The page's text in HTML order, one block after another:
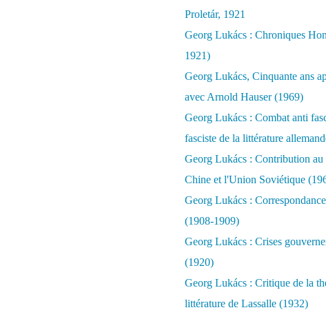
Proletár, 1921
Georg Lukács : Chroniques
1921)
Georg Lukács, Cinquante ans
avec Arnold Hauser (1969)
Georg Lukács : Combat anti
fasciste de la littérature
Georg Lukács : Contribution au
Chine et l'Union Soviétique
Georg Lukács :
(1908-1909)
Georg Lukács : Crises
(1920)
Georg Lukács : Critique de la
littérature de Lassalle (1932)